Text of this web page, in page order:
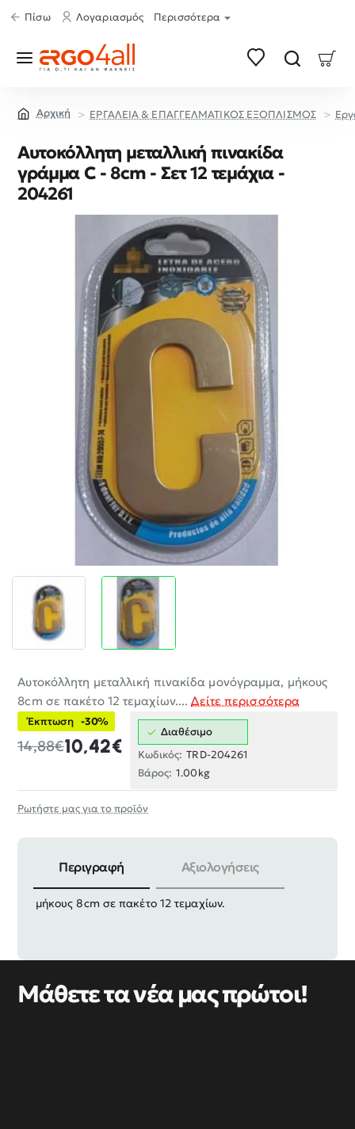
Πίσω Λογαριασμός Περισσότερα
ΕΡΓΑΛΕΙΑ & ΕΠΑΓΓΕΛΜΑΤΙΚΟΣ ΕΞΟΠΛΙΣΜΟΣ
Αυτοκόλλητη μεταλλική πινακίδα
γράμμα C - 8cm - Σετ 12 τεμάχια -
204261
Αυτοκόλλητη μεταλλική πινακίδα μονόγραμμα, μήκους
8cm σε πακέτο 12 τεμαχίων....Δείτε περισσότερα
Έκπτωση -30%
10,42€
14,88€
Διαθέσιμο
Κωδικός: TRD-204261
Βάρος: 1.00kg
Ρωτήστε μας για το προϊόν
Περιγραφή Αξιολογήσεις
Αυτοκόλλητη μεταλλική πινακίδα μονόγραμμα,
μήκους 8cm σε πακέτο 12 τεμαχίων.
Μάθετε τα νέα μας πρώτοι!